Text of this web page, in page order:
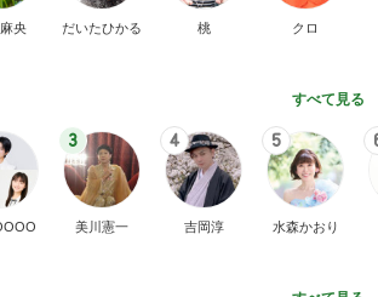
央 だいたひかる 桃 クロ
すべて見る
3
美川憲一
4
吉岡淳
5
水森かおり